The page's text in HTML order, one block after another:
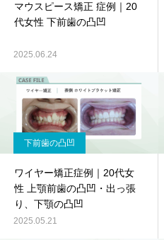
マウスピース矯正 症例｜20
代女性 下前歯の凸凹
2025.06.24
下前歯の凸凹
ワイヤー矯正症例｜20代女
性 上顎前歯の凸凹・出っ張
り、下顎の凸凹
2025.05.21